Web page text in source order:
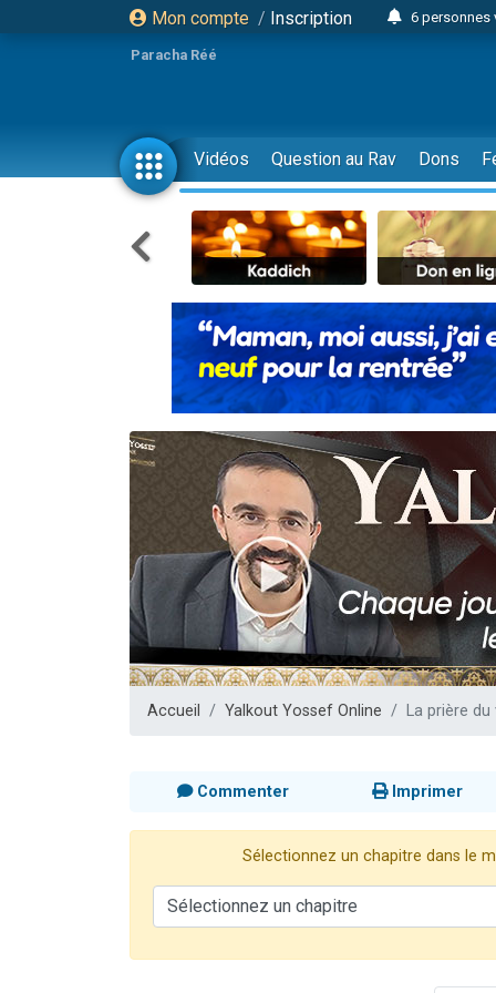
Mon compte / Inscription
6 personnes
4
Il reste
23
Eva vient de
4 personnes
3 personnes
3
Odaya vient
13
2 personnes
30
Il reste
12
3
2 personnes
2
Paracha Réé
Vidéos Question au Rav Dons
Accueil Yalkout Yossef Online La prière
Commenter Imprimer
Sélectionnez un chapitre dans le